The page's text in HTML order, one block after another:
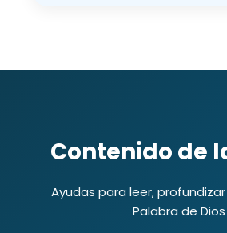
Contenido de
Ayudas para leer,
Palabra de Dios